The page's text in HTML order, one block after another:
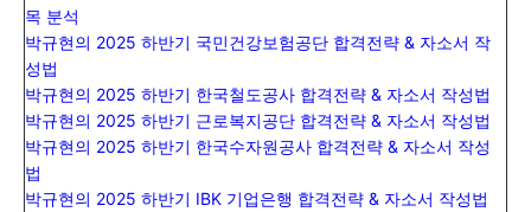
목 분석
박규현의 2025 하반기 국민건강보험공단 합격전략 & 자소서 작
성법
박규현의 2025 하반기 한국철도공사 합격전략 & 자소서 작성법
박규현의 2025 하반기 근로복지공단 합격전략 & 자소서 작성법
박규현의 2025 하반기 한국수자원공사 합격전략 & 자소서 작성
법
박규현의 2025 하반기 IBK 기업은행 합격전략 & 자소서 작성법